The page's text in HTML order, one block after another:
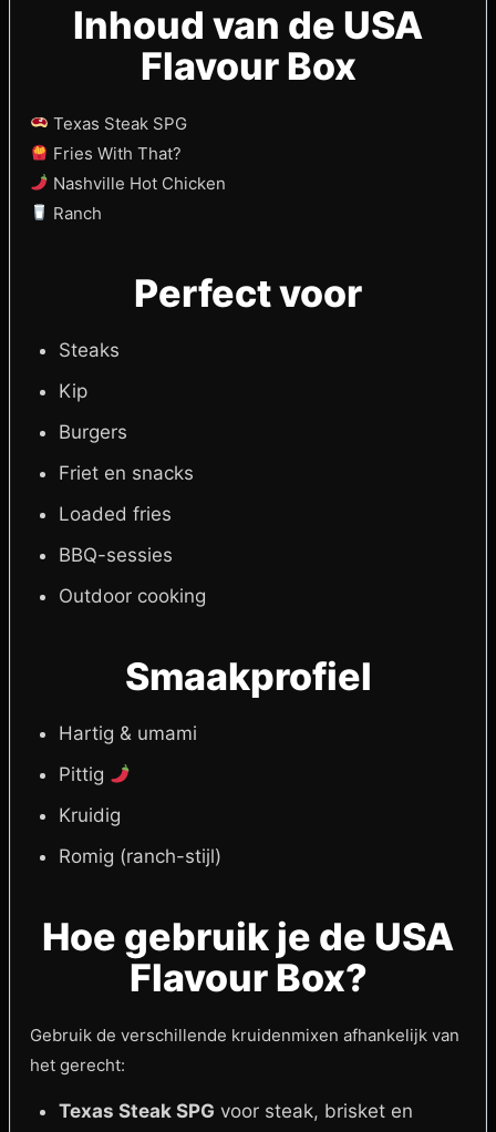
Inhoud van de USA
Flavour Box
Texas Steak SPG
Fries With That?
Nashville Hot Chicken
Ranch
Perfect voor
Steaks
Kip
Burgers
Friet en snacks
Loaded fries
BBQ-sessies
Outdoor cooking
Smaakprofiel
Hartig & umami
Pittig
Kruidig
Romig (ranch-stijl)
Hoe gebruik je de USA
Flavour Box?
Gebruik de verschillende kruidenmixen afhankelijk van
het gerecht:
Texas Steak SPG voor steak, brisket en